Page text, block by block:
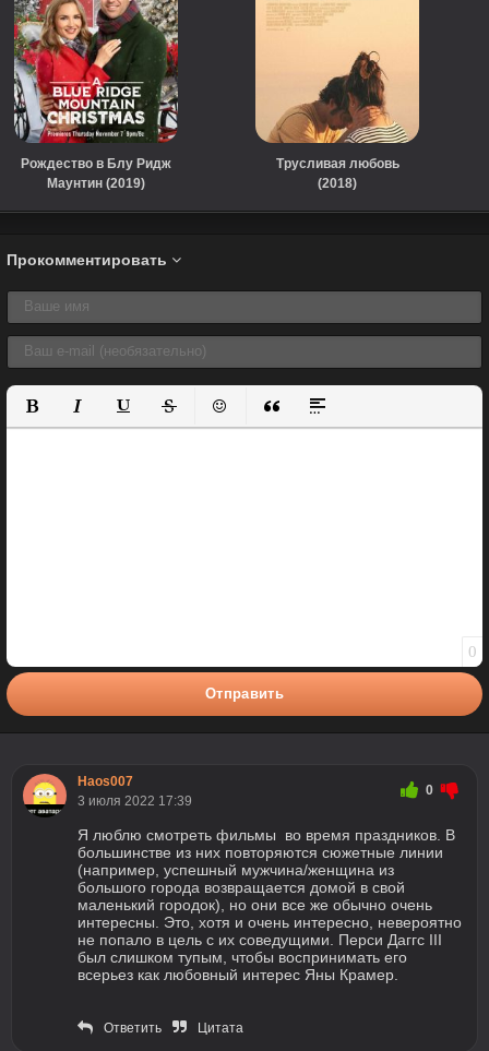
Рождество в Блу Ридж
Маунтин (2019)
Трусливая любовь
(2018)
Прокомментировать
Полужирный
КурсивПодчеркнутый
ЗачеркнутыйВставить смайлик
Вставка цитаты
Вставка спойлера
0
Отправить
Haos007
3 июля 2022 17:39
0
Я люблю смотреть фильмы во время праздников. В
большинстве из них повторяются сюжетные линии
(например, успешный мужчина/женщина из
большого города возвращается домой в свой
маленький городок), но они все же обычно очень
интересны. Это, хотя и очень интересно, невероятно
не попало в цель с их соведущими. Перси Даггс III
был слишком тупым, чтобы воспринимать его
всерьез как любовный интерес Яны Крамер.
Ответить Цитата